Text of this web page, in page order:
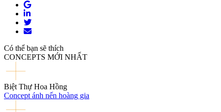
Có thể bạn sẽ thích
CONCEPTS MỚI NHẤT
Biệt Thự Hoa Hồng
Concept ánh nến hoàng gia